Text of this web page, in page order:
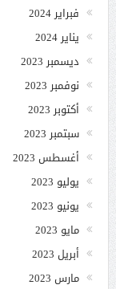
فبراير 2024
يناير 2024
ديسمبر 2023
نوفمبر 2023
أكتوبر 2023
سبتمبر 2023
أغسطس 2023
يوليو 2023
يونيو 2023
مايو 2023
أبريل 2023
مارس 2023